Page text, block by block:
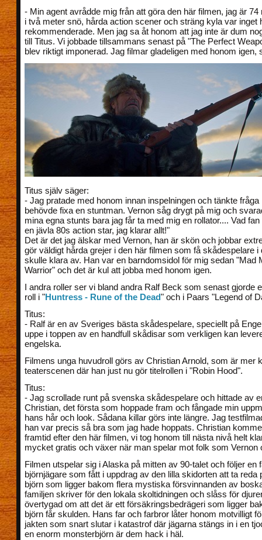
- Min agent avrådde mig från att göra den här filmen, jag är 74
i två meter snö, hårda action scener och sträng kyla var inget
rekommenderade. Men jag sa åt honom att jag inte är dum
till Titus. Vi jobbade tillsammans senast på "The Perfect
blev riktigt imponerad. Jag filmar gladeligen med honom igen,
Titus själv säger:
- Jag pratade med honom innan inspelningen och tänkte fråga
behövde fixa en stuntman. Vernon såg drygt på mig och
mina egna stunts bara jag får ta med mig en rollator.... Vad
en jävla 80s action star, jag klarar allt!"
Det är det jag älskar med Vernon, han är skön och jobbar
gör väldigt hårda grejer i den här filmen som få skådespelare i
skulle klara av. Han var en barndomsidol för mig sedan "Mad
Warrior" och det är kul att jobba med honom igen.
I andra roller ser vi bland andra Ralf Beck som senast gjorde
roll i "Huntress - Rune of the Dead" och i Paars "Legend of
Titus:
- Ralf är en av Sveriges bästa skådespelare, speciellt på
uppe i toppen av en handfull skådisar som verkligen kan
engelska.
Filmens unga huvudroll görs av Christian Arnold, som är mer
teaterscenen där han just nu gör titelrollen i "Robin Hood".
Titus:
- Jag scrollade runt på svenska skådespelare och hittade av
Christian, det första som hoppade fram och fångade min
hans hår och look. Sådana killar görs inte längre. Jag
han var precis så bra som jag hade hoppats. Christian
framtid efter den här filmen, vi tog honom till nästa nivå helt
mycket gratis och växer när man spelar mot folk som Vernon
Filmen utspelar sig i Alaska på mitten av 90-talet och följer en
björnjägare som fått i uppdrag av den lilla skidorten att ta reda
björn som ligger bakom flera mystiska försvinnanden av
familjen skriver för den lokala skoltidningen och slåss för
övertygad om att det är ett försäkringsbedrägeri som ligger
björn får skulden. Hans far och farbror låter honom motvilligt
jakten som snart slutar i katastrof där jägarna stängs in i en
en enorm monsterbjörn är dem hack i häl.